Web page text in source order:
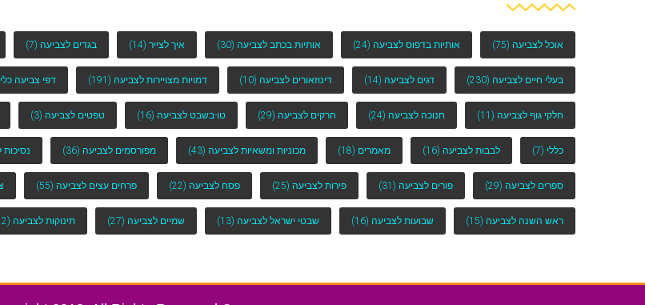
אוכל לצביעה (75) אותיות בדפוס לצביעה (24) אותיות בכתב לצביעה (30) איך לצייר (14) בגדים לצביעה (7)
בעלי חיים לצביעה (230) דגים לצביעה (14) דינוזאורים לצביעה (10) דמויות מצויירות לצביעה (191) דפי צביעה כלי
חלקי גוף לצביעה (11) חנוכה לצביעה (24) חרקים לצביעה (29) טו-בשבט לצביעה (16) טפטים לצביעה (3)
כללי (7) לבבות לצביעה (16) מאמרים (18) מכוניות ומשאיות לצביעה (43) מפורסמים לצביעה (36)
ספרים לצביעה (29) פורים לצביעה (31) פירות לצביעה (25) פסח לצביעה (22) פרחים עצים לצביעה (55)
ראש השנה לצביעה (15) שבועות לצביעה (16) שבטי ישראל לצביעה (13) שמיים לצביעה (27) תינוקות לצביעה (12)